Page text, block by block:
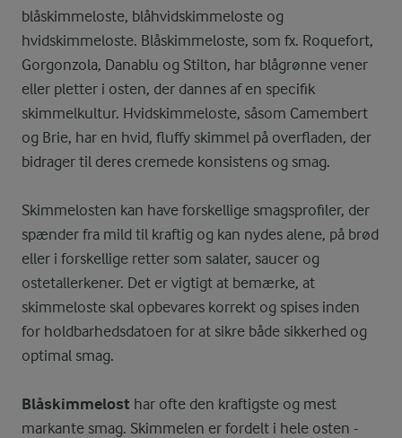
blåskimmeloste, blåhvidskimmeloste og
hvidskimmeloste. Blåskimmeloste, som fx. Roquefort,
Gorgonzola, Danablu og Stilton, har blågrønne vener
eller pletter i osten, der dannes af en specifik
skimmelkultur. Hvidskimmeloste, såsom Camembert
og Brie, har en hvid, fluffy skimmel på overfladen, der
bidrager til deres cremede konsistens og smag.
Skimmelosten kan have forskellige smagsprofiler, der
spænder fra mild til kraftig og kan nydes alene, på brød
eller i forskellige retter som salater, saucer og
ostetallerkener. Det er vigtigt at bemærke, at
skimmeloste skal opbevares korrekt og spises inden
for holdbarhedsdatoen for at sikre både sikkerhed og
optimal smag.
Blåskimmelost har ofte den kraftigste og mest
markante smag. Skimmelen er fordelt i hele osten -